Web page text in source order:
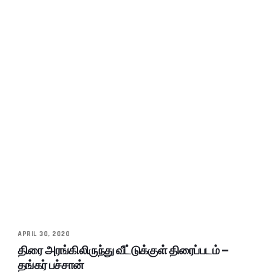
APRIL 30, 2020
திரை அரங்கிலிருந்து வீட்டுக்குள் திரைப்படம் –
தங்கர் பச்சான்